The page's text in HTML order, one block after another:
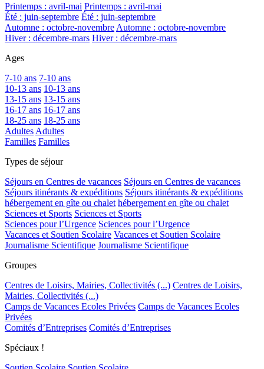
Printemps : avril-mai Printemps : avril-mai
Été : juin-septembre Été : juin-septembre
Automne : octobre-novembre Automne : octobre-novembre
Hiver : décembre-mars Hiver : décembre-mars
Ages
7-10 ans 7-10 ans
10-13 ans 10-13 ans
13-15 ans 13-15 ans
16-17 ans 16-17 ans
18-25 ans 18-25 ans
Adultes Adultes
Familles Familles
Types de séjour
Séjours en Centres de vacances Séjours en Centres de vacances
Séjours itinérants & expéditions Séjours itinérants & expéditions
hébergement en gîte ou chalet hébergement en gîte ou chalet
Sciences et Sports Sciences et Sports
Sciences pour l’Urgence Sciences pour l’Urgence
Vacances et Soutien Scolaire Vacances et Soutien Scolaire
Journalisme Scientifique Journalisme Scientifique
Groupes
Centres de Loisirs, Mairies, Collectivités (...) Centres de Loisirs,
Mairies, Collectivités (...)
Camps de Vacances Ecoles Privées Camps de Vacances Ecoles
Privées
Comités d’Entreprises Comités d’Entreprises
Spéciaux !